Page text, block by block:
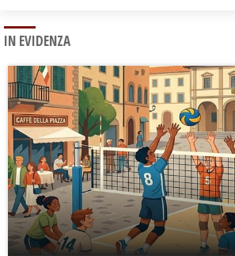
IN EVIDENZA